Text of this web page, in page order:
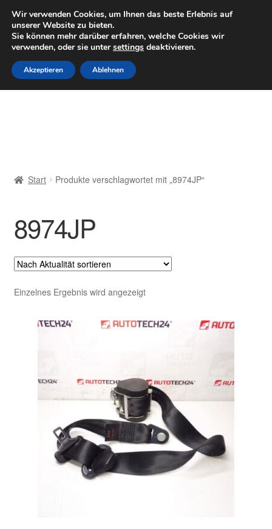
LIEFERUNG ab 6 EUR
Mo–Fr 9–16 Uhr · 0175 7465658
Zur
Navigation
springen
Zum
Inhalt
springen
Datenschutz-Bestimmungen
Impressum
Kasse
Kontakt
Warenkorb
Start Produkte verschlagwortet mit „8974JP“
8974JP
Einzelnes Ergebnis wird angezeigt
Wir verwenden Cookies, um Ihnen das beste Erlebnis auf
unserer Website zu bieten.
Sie können mehr darüber erfahren, welche Cookies wir
verwenden, oder sie untersettings deaktivieren.
Akzeptieren Ablehnen